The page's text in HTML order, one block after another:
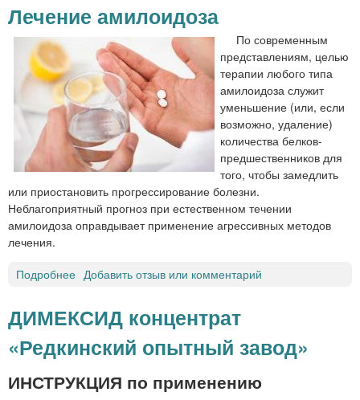
м
о
м
ы
а
м
и
л
о
и
д
Лечение амилоидоза
По современным
представлениям, целью
терапии любого типа
амилоидоза служит
уменьшение (или, если
возможно, удаление)
количества белков-
предшественников для
того, чтобы замедлить
или приостановить прогрессирование болезни.
Неблагоприятный прогноз при естественном течении
амилоидоза оправдывает применение агрессивных методов
лечения.
Подробнее
ч
е
н
и
е
Добавить отзыв или комментарий
ДИМЕКСИД концентрат
«Редкинский опытный завод»
ИНСТРУКЦИЯ по применению